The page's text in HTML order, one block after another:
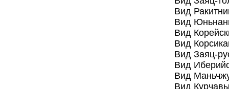
Вид
Вид
Вид Корейский
Вид
Вид Заяц-
Вид
Вид
Вид Курчавый